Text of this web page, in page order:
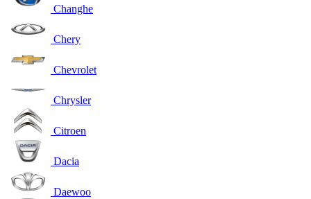
Changhe
Chery
Chevrolet
Chrysler
Citroen
Dacia
Daewoo